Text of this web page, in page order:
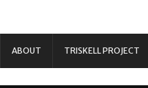
ABOUT TRISKELL PROJECT